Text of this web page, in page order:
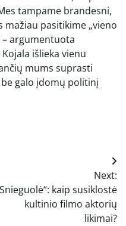
tampame brandesni,
mažiau pasitikime „vieno
argumentuota
išlieka vienu
mums suprasti
galo įdomų politinį
Next:
kaip susiklostė
kultinio filmo aktorių
likimai?